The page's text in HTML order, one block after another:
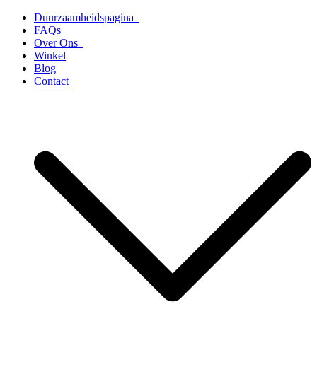
naar
inhoud
Duurzaamheidspagina
FAQs
Over Ons
Winkel
Blog
Contact